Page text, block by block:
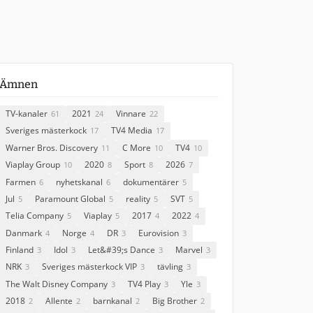
Ämnen
TV-kanaler 61 2021 24 Vinnare 22
Sveriges mästerkock 17 TV4 Media 17
Warner Bros. Discovery 11 C More 10 TV4 10
Viaplay Group 10 2020 8 Sport 8 2026 7
Farmen 6 nyhetskanal 6 dokumentärer 5
Jul 5 Paramount Global 5 reality 5 SVT 5
Telia Company 5 Viaplay 5 2017 4 2022 4
Danmark 4 Norge 4 DR 3 Eurovision 3
Finland 3 Idol 3 Let&#39;s Dance 3 Marvel 3
NRK 3 Sveriges mästerkock VIP 3 tävling 3
The Walt Disney Company 3 TV4 Play 3 Yle 3
2018 2 Allente 2 barnkanal 2 Big Brother 2